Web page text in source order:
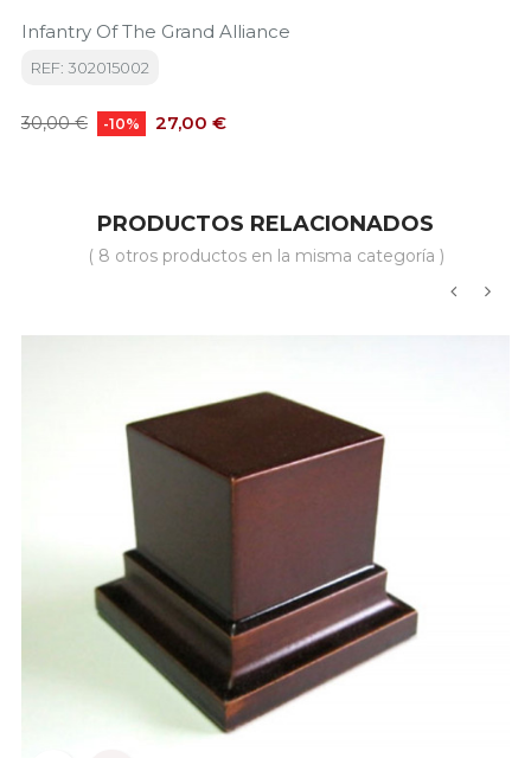
Infantry Of The Grand Alliance
REF: 302015002
Precio
30,00 € -10% Precio
27,00 €
PRODUCTOS RELACIONADOS
( 8 otros productos en la misma categoría )